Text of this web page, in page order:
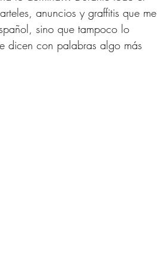
anuncios y graffitis que me
sino que tampoco lo
dicen con palabras algo más